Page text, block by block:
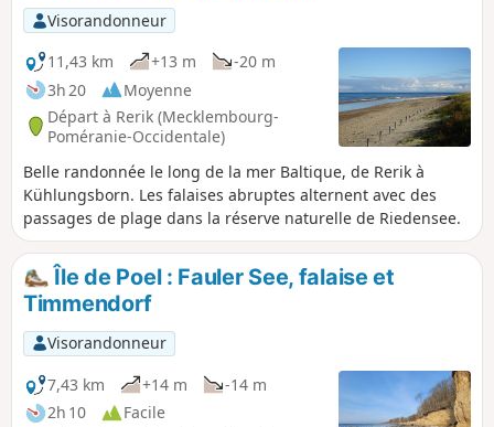
Visorandonneur
11,43 km
+13 m
-20 m
3h 20
Moyenne
Départ à Rerik (Mecklembourg-
Poméranie-Occidentale)
Belle randonnée le long de la mer Baltique, de Rerik à
Kühlungsborn. Les falaises abruptes alternent avec des
passages de plage dans la réserve naturelle de Riedensee.
Île de Poel : Fauler See, falaise et
Timmendorf
Visorandonneur
7,43 km
+14 m
-14 m
2h 10
Facile